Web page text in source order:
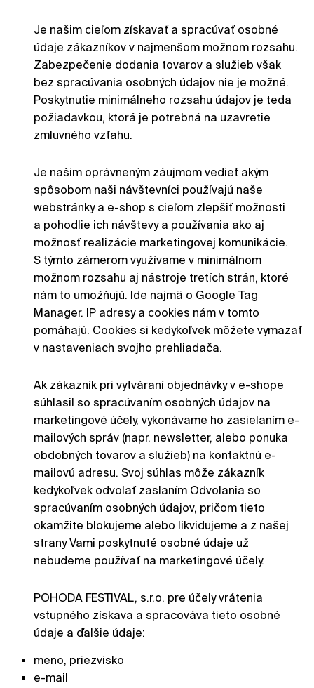
Je našim cieľom získavať a spracúvať osobné
údaje zákazníkov v najmenšom možnom rozsahu.
Zabezpečenie dodania tovarov a služieb však
bez spracúvania osobných údajov nie je možné.
Poskytnutie minimálneho rozsahu údajov je teda
požiadavkou, ktorá je potrebná na uzavretie
zmluvného vzťahu.
Je našim oprávneným záujmom vedieť akým
spôsobom naši návštevníci používajú naše
webstránky a e-shop s cieľom zlepšiť možnosti
a pohodlie ich návštevy a používania ako aj
možnosť realizácie marketingovej komunikácie.
S týmto zámerom využívame v minimálnom
možnom rozsahu aj nástroje tretích strán, ktoré
nám to umožňujú. Ide najmä o Google Tag
Manager. IP adresy a cookies nám v tomto
pomáhajú. Cookies si kedykoľvek môžete vymazať
v nastaveniach svojho prehliadača.
Ak zákazník pri vytváraní objednávky v e-shope
súhlasil so spracúvaním osobných údajov na
marketingové účely, vykonávame ho zasielaním e-
mailových správ (napr. newsletter, alebo ponuka
obdobných tovarov a služieb) na kontaktnú e-
mailovú adresu. Svoj súhlas môže zákazník
kedykoľvek odvolať zaslaním Odvolania so
spracúvaním osobných údajov, pričom tieto
okamžite blokujeme alebo likvidujeme a z našej
strany Vami poskytnuté osobné údaje už
nebudeme používať na marketingové účely.
POHODA FESTIVAL, s.r.o. pre účely vrátenia
vstupného získava a spracováva tieto osobné
údaje a ďalšie údaje:
meno, priezvisko
e-mail